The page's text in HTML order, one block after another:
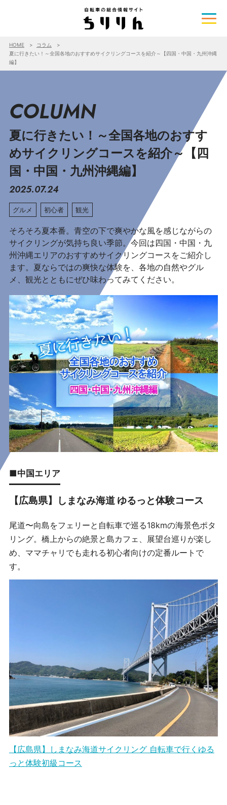
HOME
コラム
夏に行きたい！～全国各地のおすすめサイクリングコースを紹介～【四国・中国・九州沖縄
編】
COLUMN
夏に行きたい！～全国各地のおすす
めサイクリングコースを紹介～【四
国・中国・九州沖縄編】
2025.07.24
グルメ 初心者 観光
そろそろ夏本番。青空の下で爽やかな風を感じながらの
サイクリングが気持ち良い季節。今回は四国・中国・九
州沖縄エリアのおすすめサイクリングコースをご紹介し
ます。夏ならではの爽快な体験を、各地の自然やグル
メ、観光とともにぜひ味わってみてください。
■中国エリア
【広島県】しまなみ海道 ゆるっと体験コース
尾道〜向島をフェリーと自転車で巡る18kmの海景色ポタ
リング。橋上からの絶景と島カフェ、展望台巡りが楽し
め、ママチャリでも走れる初心者向けの定番ルートで
す。
【広島県】しまなみ海道サイクリング 自転車で行くゆる
っと体験初級コース